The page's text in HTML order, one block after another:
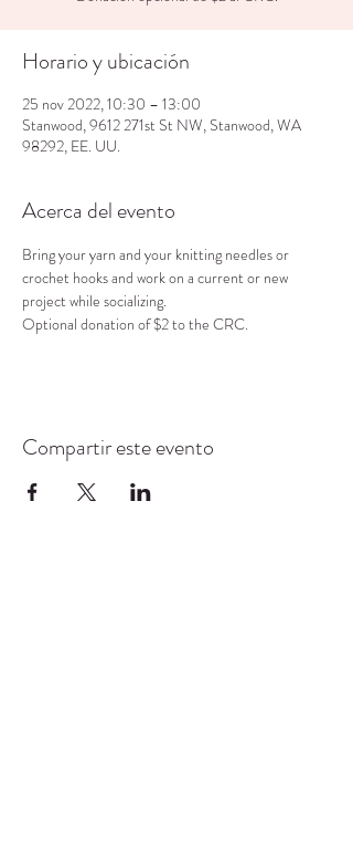
Horario y ubicación
25 nov 2022, 10:30 – 13:00
Stanwood, 9612 271st St NW, Stanwood, WA
98292, EE. UU.
Acerca del evento
Bring your yarn and your knitting needles or
crochet hooks and work on a current or new
project while socializing.
Optional donation of $2 to the CRC.
Compartir este evento